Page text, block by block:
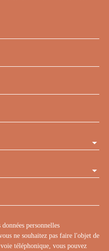
personnelles
ne souhaitez pas faire l'objet de
téléphonique, vous pouvez